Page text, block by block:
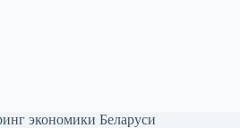
экономики Беларуси